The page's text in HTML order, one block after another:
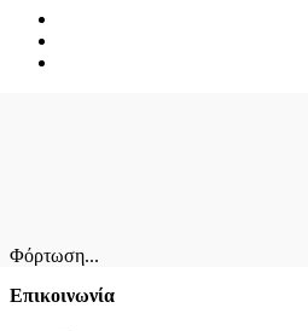
Φόρτωση...
Επικοινωνία